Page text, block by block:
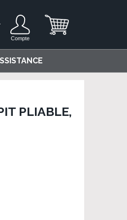
Compte
PLIABLE,